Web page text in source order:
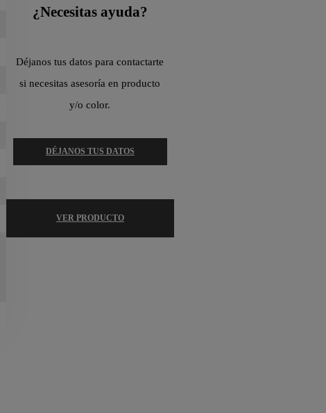
¿Necesitas ayuda?
Déjanos tus datos para contactarte
si necesitas asesoría en producto
y/o color.
DÉJANOS TUS DATOS
VER PRODUCTO